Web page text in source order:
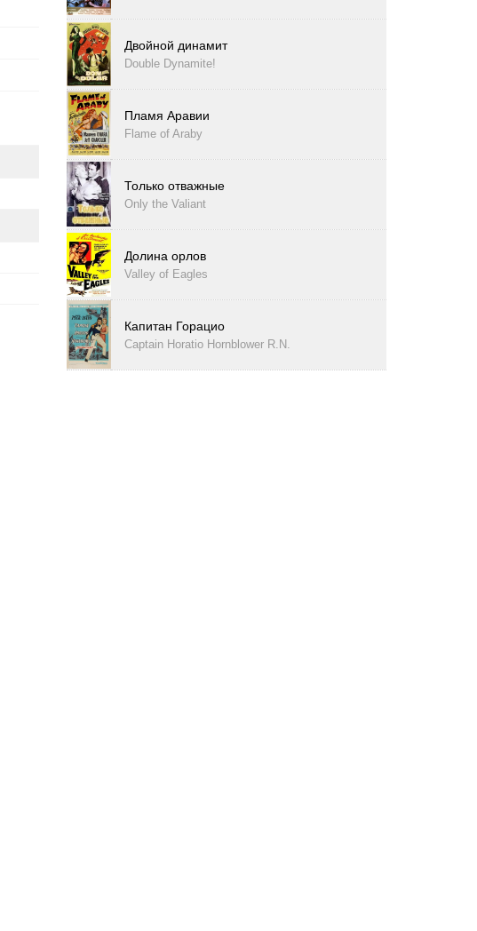
Двойной динамит
Double Dynamite!
Пламя Аравии
Flame of Araby
Только отважные
Only the Valiant
Долина орлов
Valley of Eagles
Капитан Горацио
Captain Horatio Hornblower R.N.